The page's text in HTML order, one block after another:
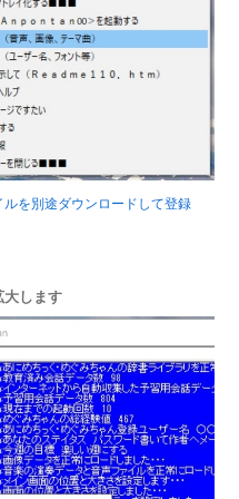
を別途ダウンロードして登録
大します